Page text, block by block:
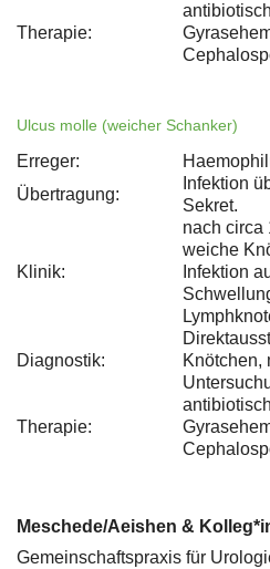
Therapie:
Ulcus molle (weicher Schanker)
Erreger:
Übertragung:
Infektion
Sekret.
Klinik:
nach circa
weiche
Infektion
Diagnostik:
Knötchen,
Therapie:
Meschede/Aeishen &
Gemeinschaftspraxis für